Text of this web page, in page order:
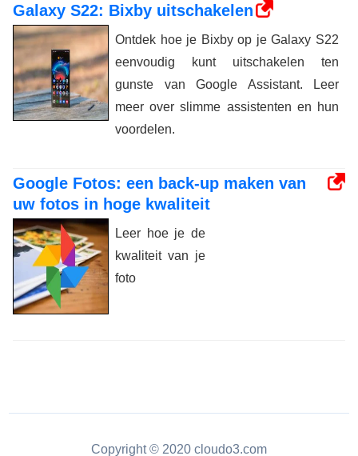
Galaxy S22: Bixby uitschakelen
Ontdek hoe je Bixby op je Galaxy S22
eenvoudig kunt uitschakelen ten
gunste van Google Assistant. Leer
meer over slimme assistenten en hun
voordelen.
Google Fotos: een back-up maken van
uw fotos in hoge kwaliteit
Leer hoe je de
kwaliteit van je
foto
Copyright © 2020 cloudo3.com